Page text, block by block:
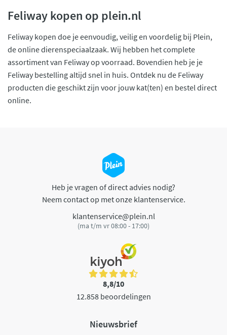
Feliway kopen op plein.nl
Feliway kopen doe je eenvoudig, veilig en voordelig bij Plein,
de online dierenspeciaalzaak. Wij hebben het complete
assortiment van Feliway op voorraad. Bovendien heb je je
Feliway bestelling altijd snel in huis. Ontdek nu de Feliway
producten die geschikt zijn voor jouw kat(ten) en bestel direct
online.
Heb je vragen of direct advies nodig?
Neem contact op met onze klantenservice.
klantenservice@plein.nl
(ma t/m vr 08:00 - 17:00)
8,8/10
12.858 beoordelingen
Nieuwsbrief